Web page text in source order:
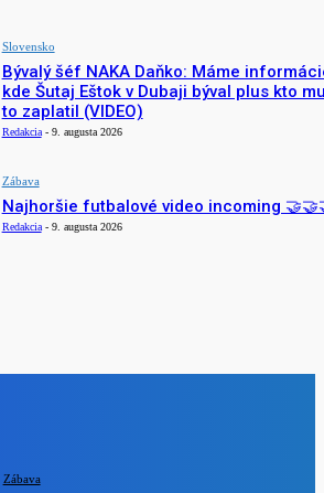
Slovensko
Bývalý šéf NAKA Daňko: Máme
kde Šutaj Eštok v Dubaji býval plus kto
to zaplatil (VIDEO)
Redakcia - 9. augusta 2026
Zábava
Najhoršie futbalové video incoming
Redakcia - 9. augusta 2026
Zábava